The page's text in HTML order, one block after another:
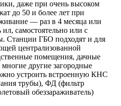
даже при очень высоком
до 50 и более лет при
— раз в 4 месяца или
самостоятельно или с
Станции ГБО подходят и для
централизованной
помещения, дачные
другие загородные
устроить встроенную КНС
трубы), ФД (фильтр
обеззараживатель)